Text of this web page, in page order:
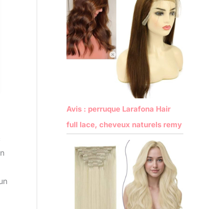
Avis : perruque Larafona Hair
full lace, cheveux naturels remy